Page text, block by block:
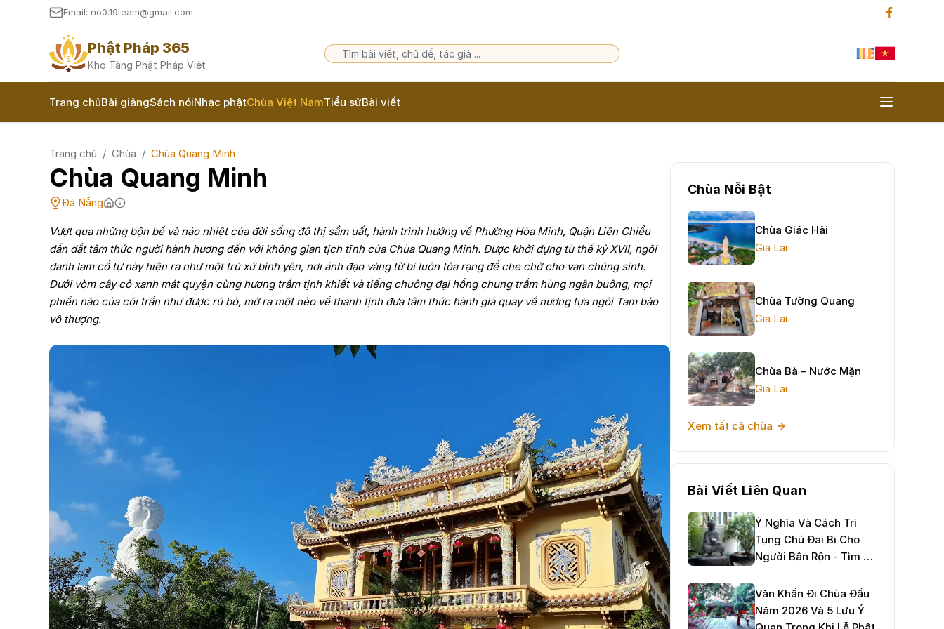
Email: no0.19team@gmail.com
Phật Pháp 365
Kho Tàng Phật Pháp Việt
Trang chủBài giảngSách nóiNhạc phậtChùa Việt NamTiểu sửBài viết
Trang chủ / Chùa / Chùa Quang Minh
Chùa Quang Minh
Đà Nẵng
Vượt qua những bộn bề và náo nhiệt của đời sống đô thị sầm uất, hành trình hướng về Phường Hòa Minh, Quận Liên Chiểu
dẫn dắt tâm thức người hành hương đến với không gian tịch tĩnh của Chùa Quang Minh. Được khởi dựng từ thế kỷ XVII, ngôi
danh lam cổ tự này hiện ra như một trú xứ bình yên, nơi ánh đạo vàng từ bi luôn tỏa rạng để che chở cho vạn chúng sinh.
Dưới vòm cây cỏ xanh mát quyện cùng hương trầm tịnh khiết và tiếng chuông đại hồng chung trầm hùng ngân buông, mọi
phiền não của cõi trần như được rũ bỏ, mở ra một nẻo về thanh tịnh đưa tâm thức hành giả quay về nương tựa ngôi Tam bảo
vô thượng.
Chùa Nỗi Bật
Chùa Giác Hải
Gia Lai
Chùa Tường Quang
Gia Lai
Chùa Bà – Nước Mặn
Gia Lai
Xem tất cả chùa
Bài Viết Liên Quan
Ý Nghĩa Và Cách Trì
Tụng Chú Đại Bi Cho
Người Bận Rộn - Tìm An
Văn Khấn Đi Chùa Đầu
Năm 2026 Và 5 Lưu Ý